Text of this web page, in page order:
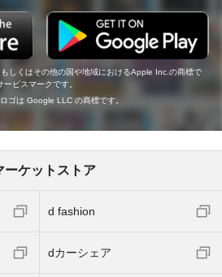
しくはその他の国や地域におけるApple Inc.の商標で
ビスマークです。
ゴは Google LLC の商標です。
ーケットストア
d fashion
dカーシェア